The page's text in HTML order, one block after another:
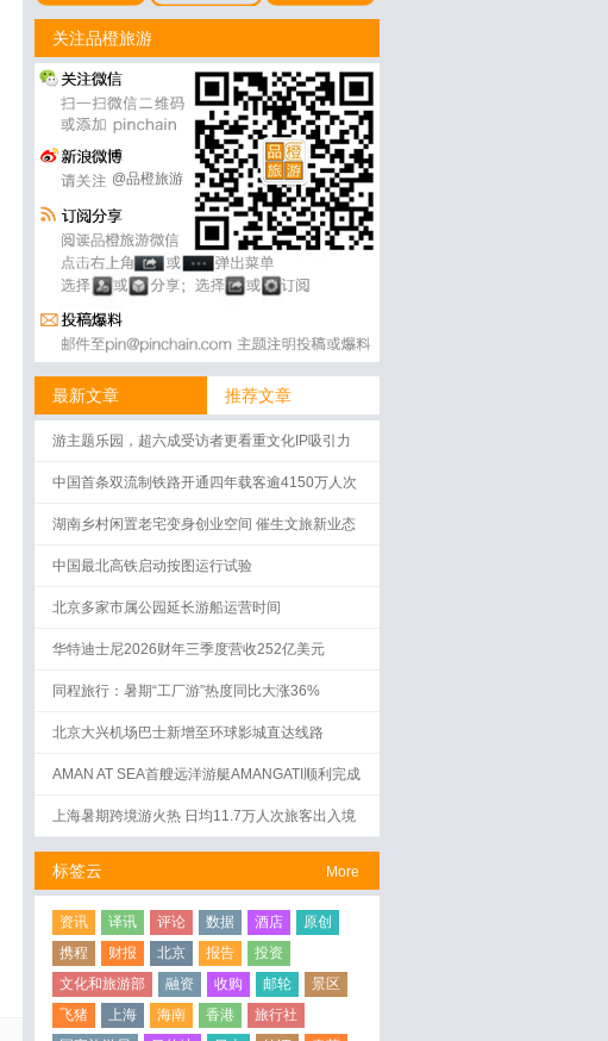
关注品橙旅游
@品橙旅游
最新文章 推荐文章
游主题乐园，超六成受访者更看重文化IP吸引力
中国首条双流制铁路开通四年载客逾4150万人次
湖南乡村闲置老宅变身创业空间 催生文旅新业态
中国最北高铁启动按图运行试验
北京多家市属公园延长游船运营时间
华特迪士尼2026财年三季度营收252亿美元
同程旅行：暑期“工厂游”热度同比大涨36%
北京大兴机场巴士新增至环球影城直达线路
AMAN AT SEA首艘远洋游艇AMANGATI顺利完成
上海暑期跨境游火热 日均11.7万人次旅客出入境
More
标签云
资讯 译讯 评论 数据 酒店
原创
携程
财报 北京 报告
投资
文化和旅游部
融资 收购 邮轮
景区
飞猪
上海 海南 香港
旅行社